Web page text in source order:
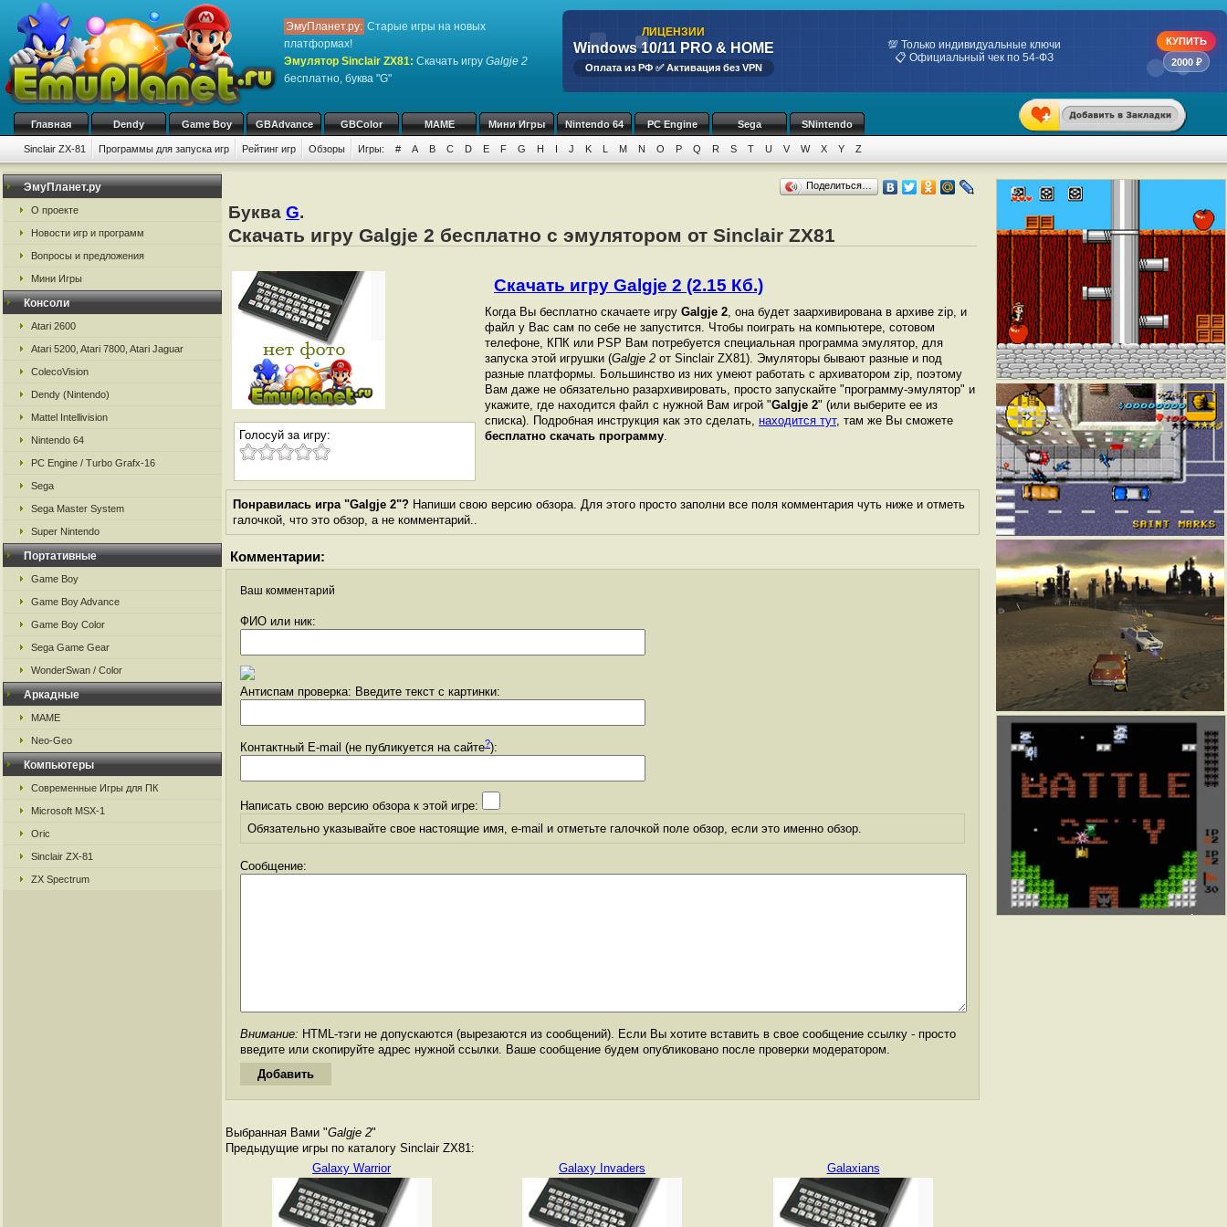
ЭмуПланет.ру: Старые игры на новых
платформах!
Эмулятор Sinclair ZX81: Скачать игру Galgje 2
бесплатно, буква "G"
ЛИЦЕНЗИИ
Windows 10/11 PRO & HOME
Оплата из РФ ✅ Активация без VPN
💯 Только индивидуальные ключи
📋 Официальный чек по 54-ФЗ
КУПИТЬ
2000 ₽
Главная Dendy Game Boy GBAdvance GBColor MAME Мини Игры Nintendo 64 PC Engine Sega SNintendo
Sinclair ZX-81 Программы для запуска игр Рейтинг игр Обзоры Игры: # A B C D E F G H I J K L M N O P Q R S T U V W X Y Z
ЭмуПланет.ру
О проекте
Новости игр и программ
Вопросы и предложения
Мини Игры
Консоли
Atari 2600
Atari 5200, Atari 7800, Atari Jaguar
ColecoVision
Dendy (Nintendo)
Mattel Intellivision
Nintendo 64
PC Engine / Turbo Grafx-16
Sega
Sega Master System
Super Nintendo
Портативные
Game Boy
Game Boy Advance
Game Boy Color
Sega Game Gear
WonderSwan / Color
Аркадные
MAME
Neo-Geo
Компьютеры
Современные Игры для ПК
Microsoft MSX-1
Oric
Sinclair ZX-81
ZX Spectrum
Поделиться…
Буква G.
Скачать игру Galgje 2 бесплатно с эмулятором от Sinclair ZX81
Голосуй за игру:
Скачать игру Galgje 2 (2.15 Кб.)
Когда Вы бесплатно скачаете игру Galgje 2, она будет заархивирована в архиве zip, и
файл у Вас сам по себе не запустится. Чтобы поиграть на компьютере, сотовом
телефоне, КПК или PSP Вам потребуется специальная программа эмулятор, для
запуска этой игрушки (Galgje 2 от Sinclair ZX81). Эмуляторы бывают разные и под
разные платформы. Большинство из них умеют работать с архиватором zip, поэтому
Вам даже не обязательно разархивировать, просто запускайте "программу-эмулятор" и
укажите, где находится файл с нужной Вам игрой "Galgje 2" (или выберите ее из
списка). Подробная инструкция как это сделать, находится тут, там же Вы сможете
бесплатно скачать программу.
Понравилась игра "Galgje 2"? Напиши свою версию обзора. Для этого просто заполни все поля комментария чуть ниже и отметь
галочкой, что это обзор, а не комментарий..
Комментарии:
Ваш комментарий
ФИО или ник:
Антиспам проверка: Введите текст с картинки:
Контактный E-mail (не публикуется на сайте?):
Написать свою версию обзора к этой игре:
Обязательно указывайте свое настоящие имя, e-mail и отметьте галочкой поле обзор, если это именно обзор.
Сообщение:
Внимание: HTML-тэги не допускаются (вырезаются из сообщений). Если Вы хотите вставить в свое сообщение ссылку - просто
введите или скопируйте адрес нужной ссылки. Ваше сообщение будем опубликовано после проверки модератором.
Выбранная Вами "Galgje 2"
Предыдущие игры по каталогу Sinclair ZX81:
Galaxy Warrior
Galaxy Invaders Galaxians